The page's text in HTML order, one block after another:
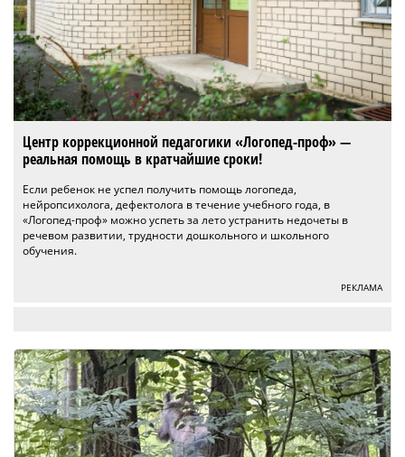
Центр коррекционной педагогики «Логопед-проф» —
реальная помощь в кратчайшие сроки!
Если ребенок не успел получить помощь логопеда,
нейропсихолога, дефектолога в течение учебного года, в
«Логопед-проф» можно успеть за лето устранить недочеты в
речевом развитии, трудности дошкольного и школьного
обучения.
РЕКЛАМА